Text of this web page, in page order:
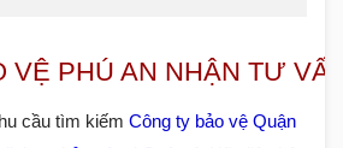
VỆ PHÚ AN NHẬN TƯ
cầu tìm kiếm Công ty bảo vệ Quận